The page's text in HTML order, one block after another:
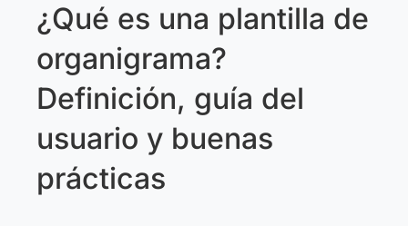
¿Qué es una plantilla de
organigrama?
Definición, guía del
usuario y buenas
prácticas